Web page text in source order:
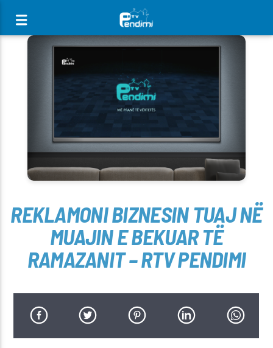
[There are no radio stations in the database]
REKLAMONI BIZNESIN TUAJ NË
MUAJIN E BEKUAR TË
RAMAZANIT – RTV PENDIMI